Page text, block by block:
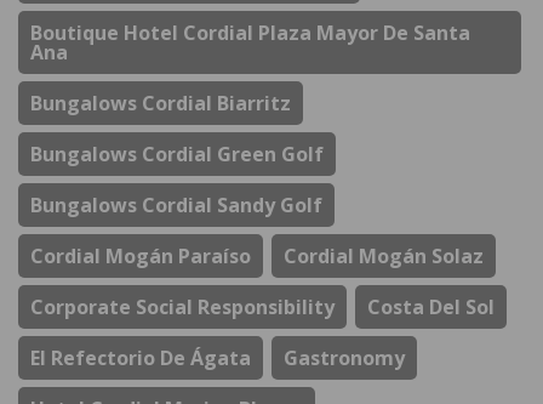
Boutique Hotel Cordial Plaza Mayor De Santa
Ana
Bungalows Cordial Biarritz
Bungalows Cordial Green Golf
Bungalows Cordial Sandy Golf
Cordial Mogán Paraíso
Cordial Mogán Solaz
Corporate Social Responsibility
Costa Del Sol
El Refectorio De Ágata
Gastronomy